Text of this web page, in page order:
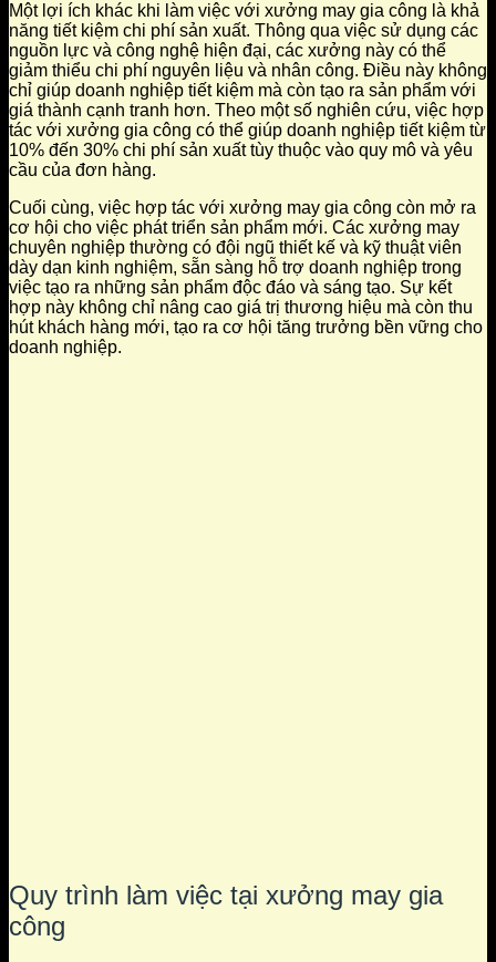
Một lợi ích khác khi làm việc với xưởng may gia công là khả
năng tiết kiệm chi phí sản xuất. Thông qua việc sử dụng các
nguồn lực và công nghệ hiện đại, các xưởng này có thể
giảm thiểu chi phí nguyên liệu và nhân công. Điều này không
chỉ giúp doanh nghiệp tiết kiệm mà còn tạo ra sản phẩm với
giá thành cạnh tranh hơn. Theo một số nghiên cứu, việc hợp
tác với xưởng gia công có thể giúp doanh nghiệp tiết kiệm từ
10% đến 30% chi phí sản xuất tùy thuộc vào quy mô và yêu
cầu của đơn hàng.
Cuối cùng, việc hợp tác với xưởng may gia công còn mở ra
cơ hội cho việc phát triển sản phẩm mới. Các xưởng may
chuyên nghiệp thường có đội ngũ thiết kế và kỹ thuật viên
dày dạn kinh nghiệm, sẵn sàng hỗ trợ doanh nghiệp trong
việc tạo ra những sản phẩm độc đáo và sáng tạo. Sự kết
hợp này không chỉ nâng cao giá trị thương hiệu mà còn thu
hút khách hàng mới, tạo ra cơ hội tăng trưởng bền vững cho
doanh nghiệp.
Quy trình làm việc tại xưởng may gia
công